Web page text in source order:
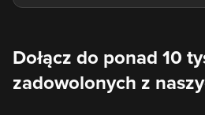
Dołącz do ponad 10
zadowolonych z